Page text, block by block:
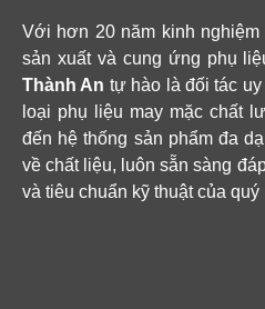
Với hơn 20 năm kinh
sản xuất và cung ứng phụ
Thành An tự hào là đối tác
loại phụ liệu may mặc chất
đến hệ thống sản phẩm đa
về chất liệu, luôn sẵn sàng
và tiêu chuẩn kỹ thuật của quý